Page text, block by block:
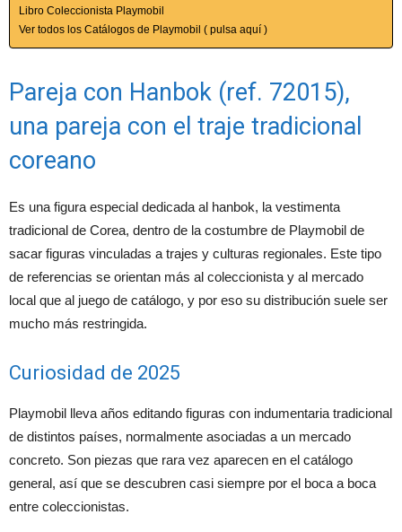
Libro Coleccionista Playmobil
Ver todos los Catálogos de Playmobil ( pulsa aquí )
Pareja con Hanbok (ref. 72015),
una pareja con el traje tradicional
coreano
Es una figura especial dedicada al hanbok, la vestimenta
tradicional de Corea, dentro de la costumbre de Playmobil de
sacar figuras vinculadas a trajes y culturas regionales. Este tipo
de referencias se orientan más al coleccionista y al mercado
local que al juego de catálogo, y por eso su distribución suele ser
mucho más restringida.
Curiosidad de 2025
Playmobil lleva años editando figuras con indumentaria tradicional
de distintos países, normalmente asociadas a un mercado
concreto. Son piezas que rara vez aparecen en el catálogo
general, así que se descubren casi siempre por el boca a boca
entre coleccionistas.